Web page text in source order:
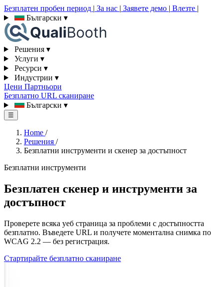
Безплатен пробен период | За нас | Заявете демо | Влезте |
Български ▾
Решения ▾
Услуги ▾
Ресурси ▾
Индустрии ▾
Цени Партньори
Безплатно URL сканиране
Български ▾
☰
Home /
Решения /
Безплатни инструменти и скенер за достъпност
Безплатни инструменти
Безплатен скенер и инструменти за
достъпност
Проверете всяка уеб страница за проблеми с достъпността
безплатно. Въведете URL и получете моментална снимка по
WCAG 2.2 — без регистрация.
Стартирайте безплатно сканиране